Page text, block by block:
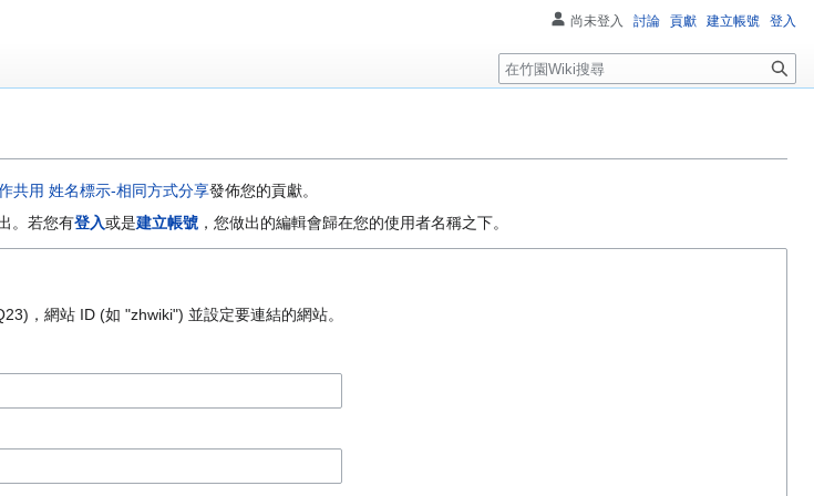
共用 姓名標示-相同方式分享發佈您的貢獻。
。若您有登入或是建立帳號 ，您做出的編輯會歸在您的使用者名稱之下。
，網站 ID (如 "zhwiki") 並設定要連結的網站。
尚未登入 討論 貢獻 建立帳號 登入
搜